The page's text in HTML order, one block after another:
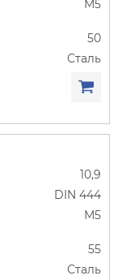
М5
50
Сталь
10,9
DIN 444
М5
55
Сталь